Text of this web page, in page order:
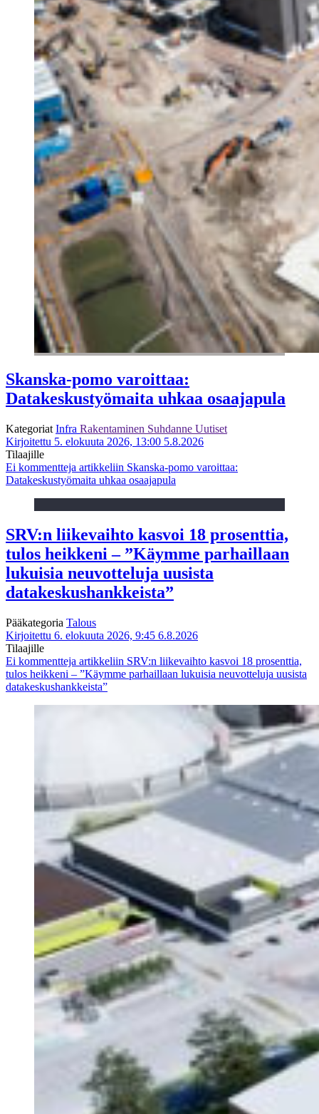
Skanska-pomo varoittaa:
Datakeskustyömaita uhkaa osaajapula
Kategoriat Infra Rakentaminen Suhdanne Uutiset
Kirjoitettu 5. elokuuta 2026, 13:00 5.8.2026
Tilaajille
Ei kommentteja artikkeliin Skanska-pomo varoittaa:
Datakeskustyömaita uhkaa osaajapula
SRV:n liikevaihto kasvoi 18 prosenttia,
tulos heikkeni – ”Käymme parhaillaan
lukuisia neuvotteluja uusista
datakeskushankkeista”
Pääkategoria Talous
Kirjoitettu 6. elokuuta 2026, 9:45 6.8.2026
Tilaajille
Ei kommentteja artikkeliin SRV:n liikevaihto kasvoi 18 prosenttia,
tulos heikkeni – ”Käymme parhaillaan lukuisia neuvotteluja uusista
datakeskushankkeista”